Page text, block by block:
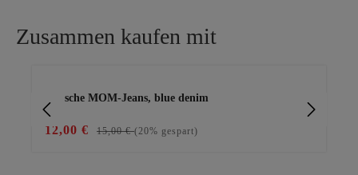
Zusammen kaufen mit
stylische MOM-Jeans, blue denim
12,00 € 15,00 €(20% gespart)